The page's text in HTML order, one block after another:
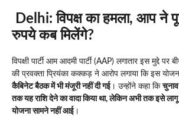
Delhi: विपक्ष का हमला, आप ने
रुपये कब मिलेंगे?
विपक्षी पार्टी आम आदमी पार्टी (AAP) लगातार इस मुद्दे
की प्रवक्ता प्रियंका कक्कड़ ने आरोप लगाया कि इस
कैबिनेट बैठक में भी मंजूरी नहीं दी गई। उन्होंने कहा कि
तक यह राशि देने का वादा किया था, लेकिन अभी तक इसे
योजना सामने नहीं आई।